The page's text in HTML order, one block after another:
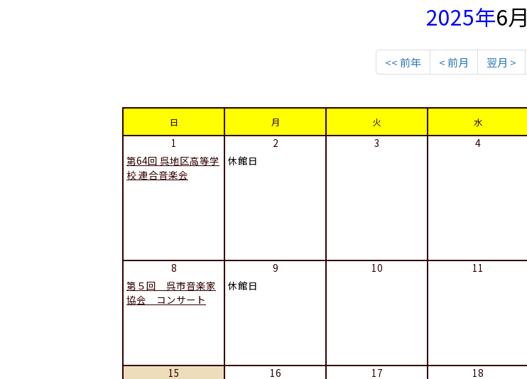
2025年6月
<< 前年 < 前月 翌月 >
日 月 火 水
1
第64回 呉地区高等学
校 連合音楽会
2
休館日
3 4
8
第５回 呉市音楽家
協会 コンサート
9
休館日
10 11
15
16
17 18